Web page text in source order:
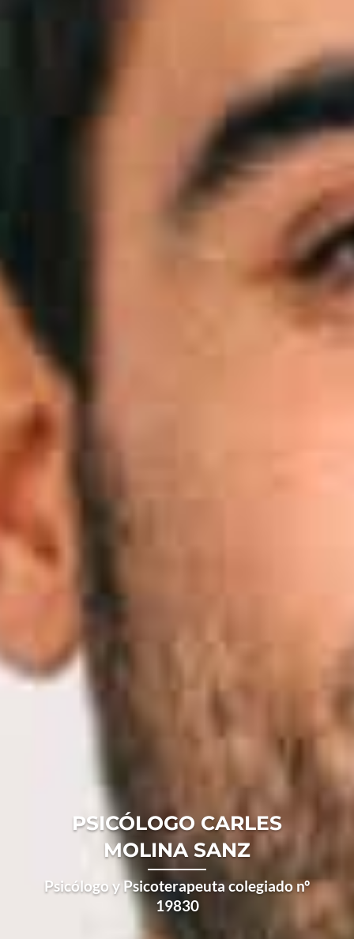
PSICÓLOGO CARLES
MOLINA SANZ
Psicólogo y Psicoterapeuta colegiado nº
19830